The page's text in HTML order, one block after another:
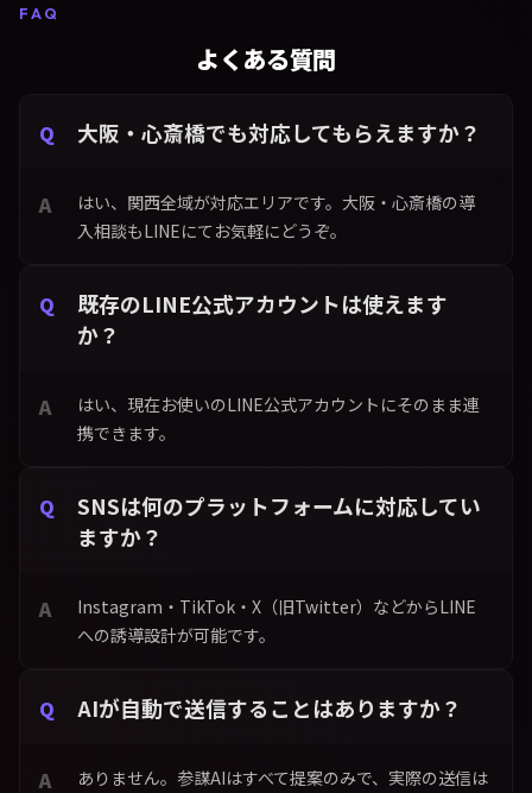
FAQ
よくある質問
大阪・心斎橋でも対応してもらえますか？
はい、関西全域が対応エリアです。大阪・心斎橋の導
入相談もLINEにてお気軽にどうぞ。
既存のLINE公式アカウントは使えます
か？
はい、現在お使いのLINE公式アカウントにそのまま連
携できます。
SNSは何のプラットフォームに対応してい
ますか？
Instagram・TikTok・X（旧Twitter）などからLINE
への誘導設計が可能です。
AIが自動で送信することはありますか？
ありません。参謀AIはすべて提案のみで、実際の送信は